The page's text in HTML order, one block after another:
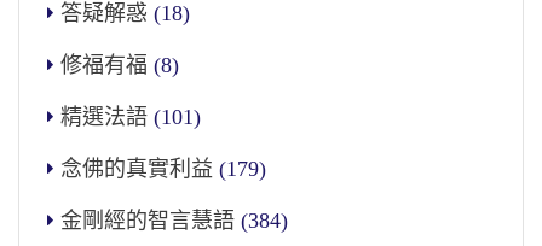
答疑解惑 (18)
修福有福 (8)
精選法語 (101)
念佛的真實利益 (179)
金剛經的智言慧語 (384)